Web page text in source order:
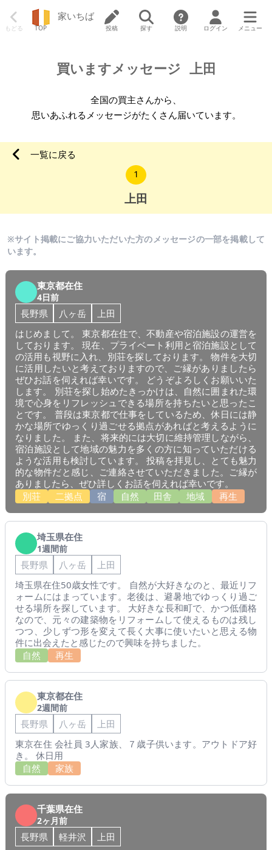
もどる TOP
家いちば
投稿 探す 説明 ログイン メニュー
買いますメッセージ 上田
全国の買主さんから、
思いあふれるメッセージがたくさん届いています。
一覧に戻る
1
上田
※サイト掲載にご協力いただいた方のメッセージの一部を掲載して
います。
東京都在住
4日前
長野県 八ヶ岳
上田
はじめまして。 東京都在住で、不動産や宿泊施設の運営を
しております。 現在、プライベート利用と宿泊施設として
の活用も視野に入れ、別荘を探しております。 物件を大切
に活用したいと考えておりますので、ご縁がありましたら
ぜひお話を伺えれば幸いです。 どうぞよろしくお願いいた
します。 別荘を探し始めたきっかけは、自然に囲まれた環
境で心身をリフレッシュできる場所を持ちたいと思ったこ
とです。 普段は東京都で仕事をしているため、休日には静
かな場所でゆっくり過ごせる拠点があればと考えるように
なりました。 また、将来的には大切に維持管理しながら、
宿泊施設として地域の魅力を多くの方に知っていただける
ような活用も検討しています。 投稿を拝見し、とても魅力
的な物件だと感じ、ご連絡させていただきました。ご縁が
ありましたら、ぜひ詳しくお話を伺えれば幸いです。
別荘
二拠点 宿 自然 田舎 地域 再生
埼玉県在住
1週間前
長野県 八ヶ岳
上田
埼玉県在住50歳女性です。 自然が大好きなのと、最近リフ
ォームにはまっています。老後は、避暑地でゆっくり過ご
せる場所を探しています。 大好きな長和町で、かつ低価格
なので、元々の建築物をリフォームして使えるものは残し
つつ、少しずつ形を変えて長く大事に使いたいと思える物
件に出会えたと感じたので興味を持ちました。
自然
再生
東京都在住
2週間前
長野県 八ヶ岳
上田
東京在住 会社員 3人家族、７歳子供います。アウトドア好
き。 休日用
自然
家族
千葉県在住
2ヶ月前
長野県 軽井沢
上田